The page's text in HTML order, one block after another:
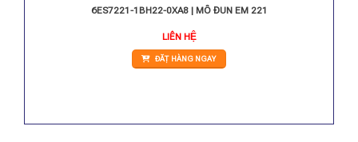
6ES7221-1BH22-0XA8 | MÔ ĐUN EM 221
LIÊN HỆ
ĐẶT HÀNG NGAY